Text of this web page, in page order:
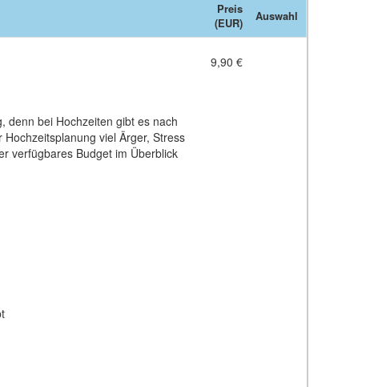
Preis
(EUR)
Auswahl
denn bei Hochzeiten gibt es nach
viel Ärger, Stress
verfügbares Budget im Überblick
9,90 €